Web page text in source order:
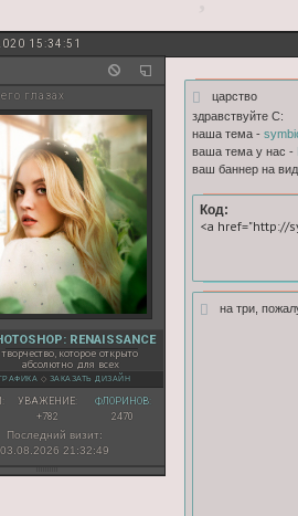
15:34:51
глазах
RENAISSANCE
творчество, которое открыто
абсолютно для всех
◇ ЗАКАЗАТЬ ДИЗАЙН
УВАЖЕНИЕ:
+782
ФЛОРИНОВ:
2470
Последний визит:
03.08.2026 21:32:49
царство
здравствуйте С:
наша тема -
ваша тема у нас -
ваш баннер на
Код:
<a href="http://
на три,